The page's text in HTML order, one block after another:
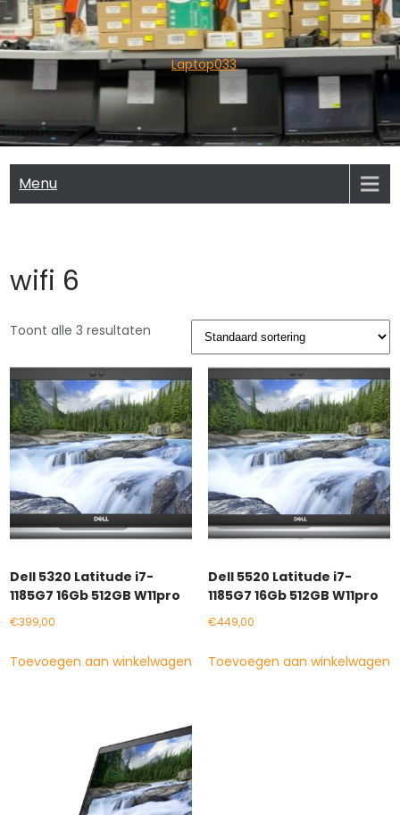
Skip
to
content
Laptop033
Menu
wifi 6
Toont alle 3 resultaten
Dell 5320 Latitude i7-
1185G7 16Gb 512GB W11pro
€399,00
Toevoegen aan winkelwagen
Dell 5520 Latitude i7-
1185G7 16Gb 512GB W11pro
€449,00
Toevoegen aan winkelwagen